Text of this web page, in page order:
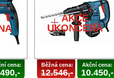
cena:
AKCE
UKONČENA
Běžná cena:
12.546,-
Akční cena:
10.450,-